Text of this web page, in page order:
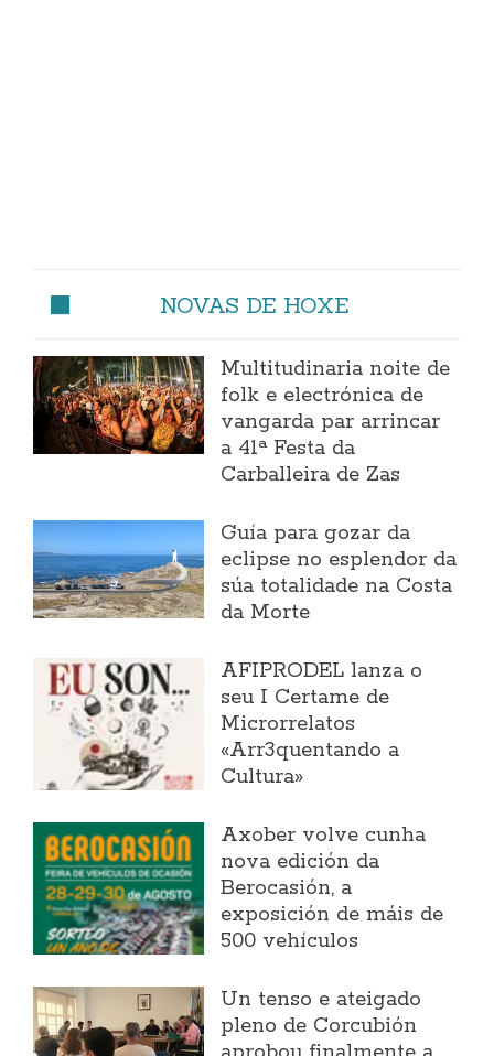
NOVAS DE HOXE
Multitudinaria noite de
folk e electrónica de
vangarda par arrincar
a 41ª Festa da
Carballeira de Zas
Guía para gozar da
eclipse no esplendor da
súa totalidade na Costa
da Morte
AFIPRODEL lanza o
seu I Certame de
Microrrelatos
«Arr3quentando a
Cultura»
Axober volve cunha
nova edición da
Berocasión, a
exposición de máis de
500 vehículos
Un tenso e ateigado
pleno de Corcubión